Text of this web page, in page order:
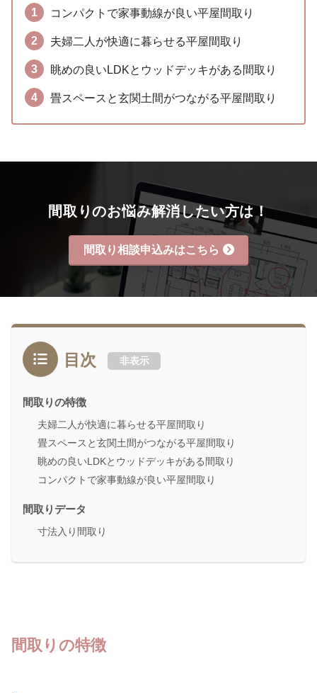
コンパクトで家事動線が良い平屋間取り
夫婦二人が快適に暮らせる平屋間取り
眺めの良いLDKとウッドデッキがある間取り
畳スペースと玄関土間がつながる平屋間取り
間取りのお悩み解消したい方は！
間取り相談申込みはこちら
目次 非表示
間取りの特徴
夫婦二人が快適に暮らせる平屋間取り
畳スペースと玄関土間がつながる平屋間取り
眺めの良いLDKとウッドデッキがある間取り
コンパクトで家事動線が良い平屋間取り
間取りデータ
寸法入り間取り
間取りの特徴